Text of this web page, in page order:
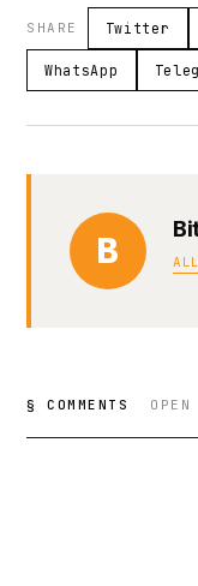
SHARE Twitter
WhatsApp
B
§ COMMENTS